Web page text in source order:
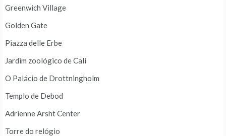
Greenwich Village
Golden Gate
Piazza delle Erbe
Jardim zoológico de Cali
O Palácio de Drottningholm
Templo de Debod
Adrienne Arsht Center
Torre do relógio